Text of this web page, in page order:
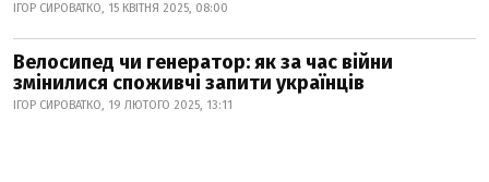
ІГОР СИРОВАТКО, 15 КВІТНЯ 2025, 08:00
Велосипед чи генератор: як за час війни
змінилися споживчі запити українців
ІГОР СИРОВАТКО, 19 ЛЮТОГО 2025, 13:11